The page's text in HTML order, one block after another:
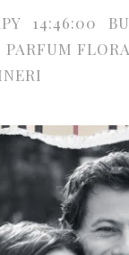
14:46:00
PARFUM